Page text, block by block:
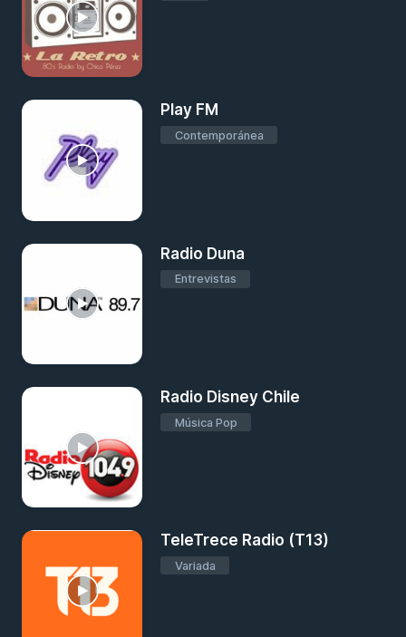
Play FM
Contemporánea
Radio Duna
Entrevistas
Radio Disney Chile
Música Pop
TeleTrece Radio (T13)
Variada